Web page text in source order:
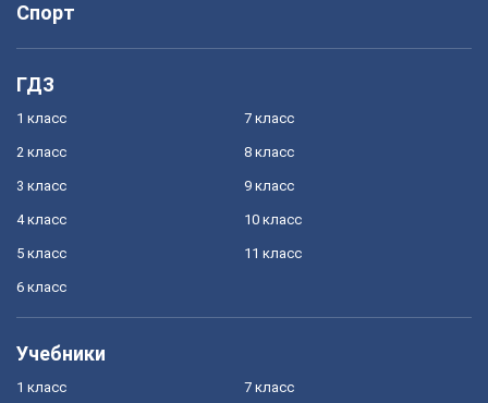
Спорт
ГДЗ
1 класс
2 класс
3 класс
4 класс
5 класс
6 класс
7 класс
8 класс
9 класс
10 класс
11 класс
Учебники
1 класс 7 класс